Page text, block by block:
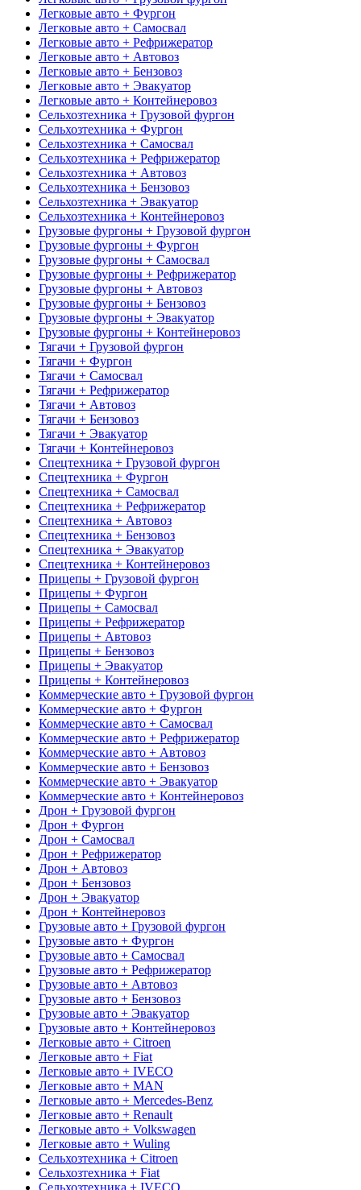
Легковые авто + Фургон
Легковые авто + Самосвал
Легковые авто + Рефрижератор
Легковые авто + Автовоз
Легковые авто + Бензовоз
Легковые авто + Эвакуатор
Легковые авто + Контейнеровоз
Сельхозтехника + Грузовой фургон
Сельхозтехника + Фургон
Сельхозтехника + Самосвал
Сельхозтехника + Рефрижератор
Сельхозтехника + Автовоз
Сельхозтехника + Бензовоз
Сельхозтехника + Эвакуатор
Сельхозтехника + Контейнеровоз
Грузовые фургоны + Грузовой фургон
Грузовые фургоны + Фургон
Грузовые фургоны + Самосвал
Грузовые фургоны + Рефрижератор
Грузовые фургоны + Автовоз
Грузовые фургоны + Бензовоз
Грузовые фургоны + Эвакуатор
Грузовые фургоны + Контейнеровоз
Тягачи + Грузовой фургон
Тягачи + Фургон
Тягачи + Самосвал
Тягачи + Рефрижератор
Тягачи + Автовоз
Тягачи + Бензовоз
Тягачи + Эвакуатор
Тягачи + Контейнеровоз
Спецтехника + Грузовой фургон
Спецтехника + Фургон
Спецтехника + Самосвал
Спецтехника + Рефрижератор
Спецтехника + Автовоз
Спецтехника + Бензовоз
Спецтехника + Эвакуатор
Спецтехника + Контейнеровоз
Прицепы + Грузовой фургон
Прицепы + Фургон
Прицепы + Самосвал
Прицепы + Рефрижератор
Прицепы + Автовоз
Прицепы + Бензовоз
Прицепы + Эвакуатор
Прицепы + Контейнеровоз
Коммерческие авто + Грузовой фургон
Коммерческие авто + Фургон
Коммерческие авто + Самосвал
Коммерческие авто + Рефрижератор
Коммерческие авто + Автовоз
Коммерческие авто + Бензовоз
Коммерческие авто + Эвакуатор
Коммерческие авто + Контейнеровоз
Дрон + Грузовой фургон
Дрон + Фургон
Дрон + Самосвал
Дрон + Рефрижератор
Дрон + Автовоз
Дрон + Бензовоз
Дрон + Эвакуатор
Дрон + Контейнеровоз
Грузовые авто + Грузовой фургон
Грузовые авто + Фургон
Грузовые авто + Самосвал
Грузовые авто + Рефрижератор
Грузовые авто + Автовоз
Грузовые авто + Бензовоз
Грузовые авто + Эвакуатор
Грузовые авто + Контейнеровоз
Легковые авто + Citroen
Легковые авто + Fiat
Легковые авто + IVECO
Легковые авто + MAN
Легковые авто + Mercedes-Benz
Легковые авто + Renault
Легковые авто + Volkswagen
Легковые авто + Wuling
Сельхозтехника + Citroen
Сельхозтехника + Fiat
Сельхозтехника + IVECO